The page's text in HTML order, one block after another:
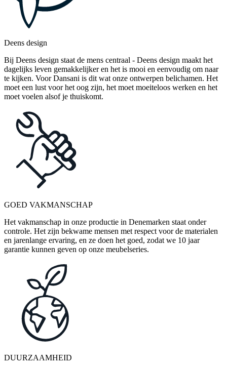
Deens design
Bij Deens design staat de mens centraal - Deens design maakt het
dagelijks leven gemakkelijker en het is mooi en eenvoudig om naar
te kijken. Voor Dansani is dit wat onze ontwerpen belichamen. Het
moet een lust voor het oog zijn, het moet moeiteloos werken en het
moet voelen alsof je thuiskomt.
GOED VAKMANSCHAP
Het vakmanschap in onze productie in Denemarken staat onder
controle. Het zijn bekwame mensen met respect voor de materialen
en jarenlange ervaring, en ze doen het goed, zodat we 10 jaar
garantie kunnen geven op onze meubelseries.
DUURZAAMHEID